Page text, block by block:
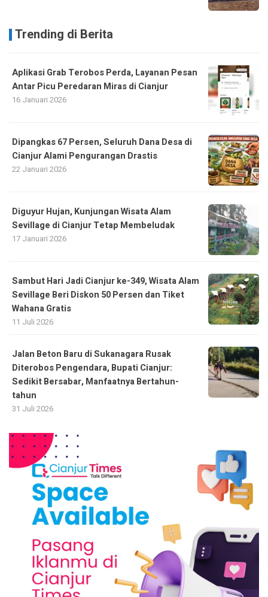
Trending di Berita
Aplikasi Grab Terobos Perda, Layanan Pesan
Antar Picu Peredaran Miras di Cianjur
16 Januari 2026
Dipangkas 67 Persen, Seluruh Dana Desa di
Cianjur Alami Pengurangan Drastis
22 Januari 2026
Diguyur Hujan, Kunjungan Wisata Alam
Sevillage di Cianjur Tetap Membeludak
17 Januari 2026
Sambut Hari Jadi Cianjur ke-349, Wisata Alam
Sevillage Beri Diskon 50 Persen dan Tiket
Wahana Gratis
11 Juli 2026
Jalan Beton Baru di Sukanagara Rusak
Diterobos Pengendara, Bupati Cianjur:
Sedikit Bersabar, Manfaatnya Bertahun-
tahun
31 Juli 2026